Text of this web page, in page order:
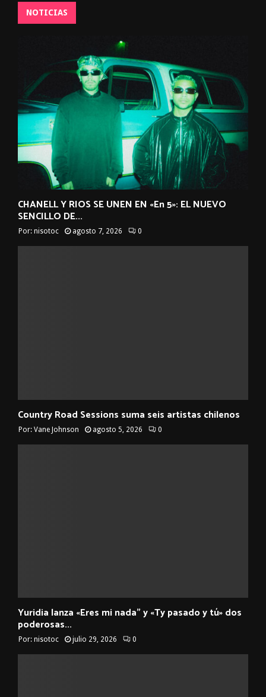
NOTICIAS
CHANELL Y RIOS SE UNEN EN «En 5»: EL NUEVO
SENCILLO DE...
Por: nisotoc agosto 7, 2026 0
Country Road Sessions suma seis artistas chilenos
Por: Vane Johnson agosto 5, 2026 0
Yuridia lanza «Eres mi nada” y «Ty pasado y tú» dos
poderosas...
Por: nisotoc julio 29, 2026 0